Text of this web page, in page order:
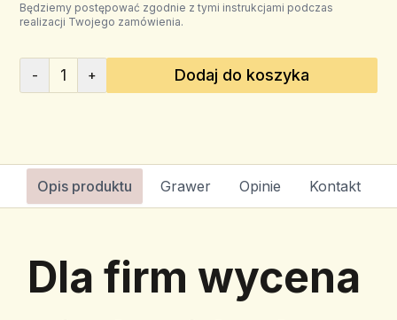
Będziemy postępować zgodnie z tymi instrukcjami podczas
realizacji Twojego zamówienia.
- 1 + Dodaj do koszyka
Opis produktu Grawer Opinie Kontakt
Dla firm wycena